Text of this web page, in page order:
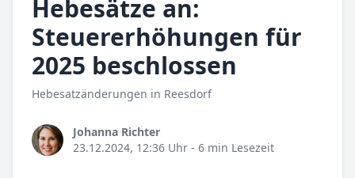
Hebesätze an:
Steuererhöhungen für
2025 beschlossen
Hebesatzänderungen in Reesdorf
Johanna Richter
23.12.2024, 12:36 Uhr - 6 min Lesezeit